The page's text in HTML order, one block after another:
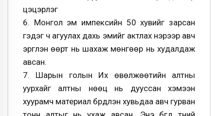
цэцэрлэг
6. Монгол эм импексийн 50 хувийг зарсан
гэдэг ч агуулах дахь эмийг актлах нэрээр авч
эргүүлэн өөрт нь шахаж мөнгөөр нь худалдаж
авсан.
7. Шарын голын Их өвөлжөөтийн алтны
уурхайг алтны нөөц нь дууссан хэмээн
хуурамч материал бүрдүүлэн хувьдаа авч гурван